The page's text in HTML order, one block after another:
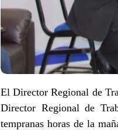
El Director Regional de
Director Regional de
tempranas horas de la